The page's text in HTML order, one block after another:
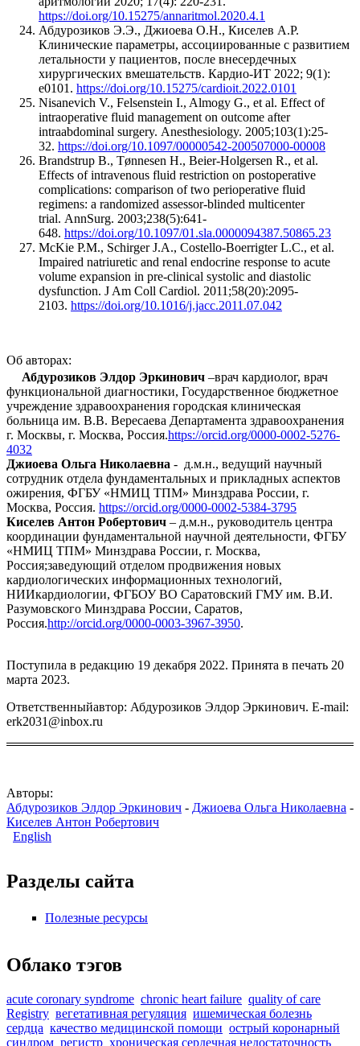
https://doi.org/10.15275/annaritmol.2020.4.1
Абдурозиков Э.Э., Джиоева О.Н., Киселев А.Р.
Клинические параметры, ассоциированные с развитием
летальности у пациентов, после внесердечных
хирургических вмешательств. Кардио-ИТ 2022; 9(1):
e0101. https://doi.org/10.15275/cardioit.2022.0101
Nisanevich V., Felsenstein I., Almogy G., et al. Effect of
intraoperative fluid management on outcome after
intraabdominal surgery. Anesthesiology. 2005;103(1):25-
32. https://doi.org/10.1097/00000542-200507000-00008
Brandstrup B., Tønnesen H., Beier-Holgersen R., et al.
Effects of intravenous fluid restriction on postoperative
complications: comparison of two perioperative fluid
regimens: a randomized assessor-blinded multicenter
trial. AnnSurg. 2003;238(5):641-
648. https://doi.org/10.1097/01.sla.0000094387.50865.23
McKie P.M., Schirger J.A., Costello-Boerrigter L.C., et al.
Impaired natriuretic and renal endocrine response to acute
volume expansion in pre-clinical systolic and diastolic
dysfunction. J Am Coll Cardiol. 2011;58(20):2095-
2103. https://doi.org/10.1016/j.jacc.2011.07.042
Об авторах:
Абдурозиков Элдор Эркинович –врач кардиолог, врач
функциональной диагностики, Государственное бюджетное
учреждение здравоохранения городская клиническая
больница им. В.В. Вересаева Департамента здравоохранения
г. Москвы, г. Москва, Россия.https://orcid.org/0000-0002-5276-
4032
Джиоева Ольга Николаевна - д.м.н., ведущий научный
сотрудник отдела фундаментальных и прикладных аспектов
ожирения, ФГБУ «НМИЦ ТПМ» Минздрава России, г.
Москва, Россия. https://orcid.org/0000-0002-5384-3795
Киселев Антон Робертович – д.м.н., руководитель центра
координации фундаментальной научной деятельности, ФГБУ
«НМИЦ ТПМ» Минздрава России, г. Москва,
Россия;заведующий отделом продвижения новых
кардиологических информационных технологий,
НИИкардиологии, ФГБОУ ВО Саратовский ГМУ им. В.И.
Разумовского Минздрава России, Саратов,
Россия.http://orcid.org/0000-0003-3967-3950.
Поступила в редакцию 19 декабря 2022. Принята в печать 20
марта 2023.
Ответственныйавтор: Абдурозиков Элдор Эркинович. E-mail:
erk2031@inbox.ru
Авторы:
Абдурозиков Элдор Эркинович - Джиоева Ольга Николаевна -
Киселев Антон Робертович
English
Разделы сайта
Полезные ресурсы
Облако тэгов
acute coronary syndrome chronic heart failure quality of care
Registry вегетативная регуляция ишемическая болезнь
сердца качество медицинской помощи острый коронарный
синдром регистр хроническая сердечная недостаточность